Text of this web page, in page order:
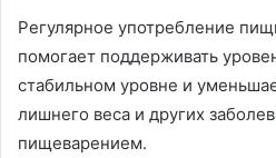
Регулярное употребление
помогает поддерживать
стабильном уровне и
лишнего веса и других
пищеварением.